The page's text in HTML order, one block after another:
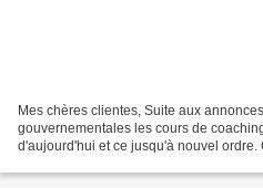
Mes chères clientes, Suite aux
gouvernementales les cours de
d'aujourd'hui et ce jusqu'à nouvel ordre.